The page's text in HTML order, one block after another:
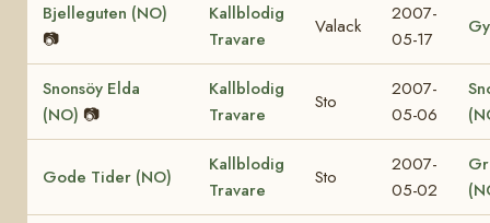
Bjelleguten (NO)
📷
Kallblodig
Travare
Valack
2007-
05-17
Snonsöy Elda
(NO) 📷
Kallblodig
Travare
Sto
2007-
05-06
Gode Tider (NO)
Kallblodig
Travare
Sto
2007-
05-02